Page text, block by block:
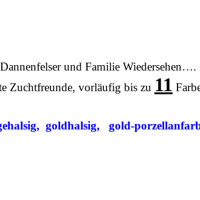
und Familie
vorläufig bis zu 11
goldhalsig, gold-